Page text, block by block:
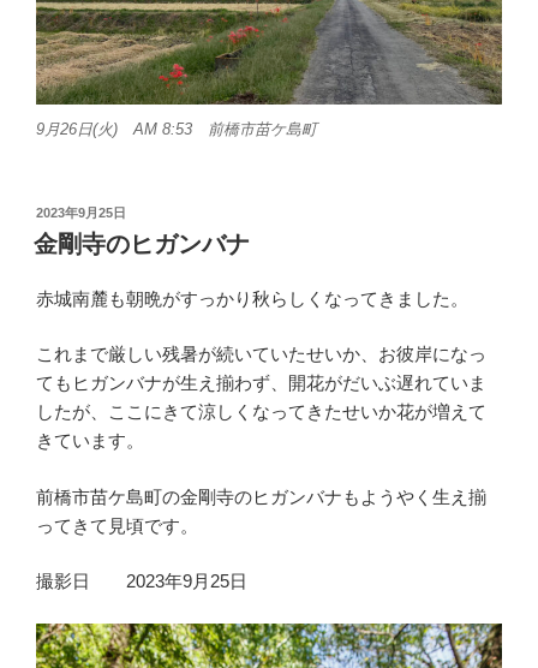
9月26日(火) AM 8:53 前橋市苗ケ島町
投
稿
日:
2023年9月25日
金剛寺のヒガンバナ
赤城南麓も朝晩がすっかり秋らしくなってきました。
これまで厳しい残暑が続いていたせいか、お彼岸になっ
てもヒガンバナが生え揃わず、開花がだいぶ遅れていま
したが、ここにきて涼しくなってきたせいか花が増えて
きています。
前橋市苗ケ島町の金剛寺のヒガンバナもようやく生え揃
ってきて見頃です。
撮影日 2023年9月25日